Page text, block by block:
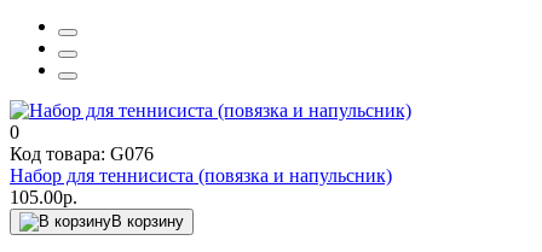
0
Код товара: G076
Набор для теннисиста (повязка и напульсник)
105.00р.
В корзину